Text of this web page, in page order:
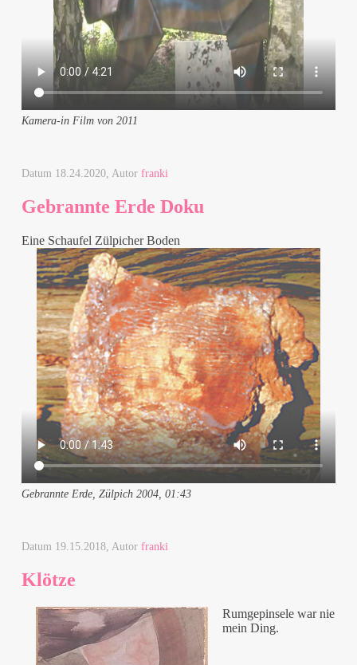
Kamera-in Film von 2011
Datum 18.24.2020, Autorfranki
Gebrannte Erde Doku
Eine Schaufel Zülpicher Boden
Gebrannte Erde, Zülpich 2004, 01:43
Datum 19.15.2018 , Autorfranki
Klötze
Rumgepinsele war nie
mein Ding.